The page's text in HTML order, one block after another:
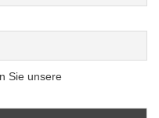
Sie unsere